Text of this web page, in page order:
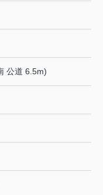
公道 6.5m)